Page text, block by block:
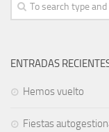
ENTRADAS
Hemos vuelto
Fiestas